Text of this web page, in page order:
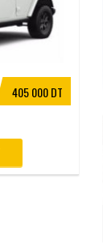
405 000 DT